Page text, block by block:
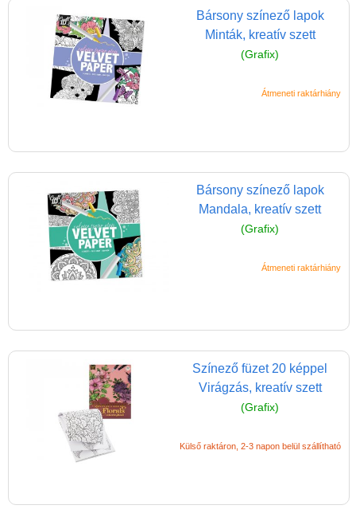
Bársony színező lapok
Minták, kreatív szett
(Grafix)
Átmeneti raktárhiány
Bársony színező lapok
Mandala, kreatív szett
(Grafix)
Átmeneti raktárhiány
Színező füzet 20 képpel
Virágzás, kreatív szett
(Grafix)
Külső raktáron, 2-3 napon belül szállítható
Akvarell festmények
Ékszerkészítő játékok
öltöztetős
Flitteres képkészítő
lányoknak
Fűzős játék, fűzőcske
Gyöngyfűzés
HAMA vasalható
gyöngyök (lányos)
Homokkép,
lányoknak